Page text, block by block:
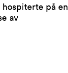
på en
av